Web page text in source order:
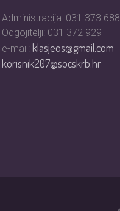
Administracija: 031 373 688
Odgojitelji: 031 372 929
e-mail: klasjeos@gmail.com
korisnik207@socskrb.hr